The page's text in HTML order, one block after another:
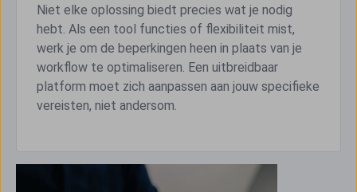
Niet elke oplossing biedt precies wat je nodig
hebt. Als een tool functies of flexibiliteit mist,
werk je om de beperkingen heen in plaats van je
workflow te optimaliseren. Een uitbreidbaar
platform moet zich aanpassen aan jouw specifieke
vereisten, niet andersom.